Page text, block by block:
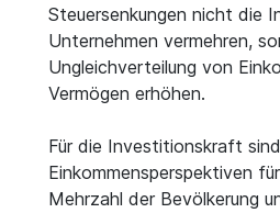
Steuersenkungen nicht die
Unternehmen vermehren,
Ungleichverteilung von
Vermögen erhöhen.
Für die Investitionskraft
Einkommensperspektiven
Mehrzahl der Bevölkerung